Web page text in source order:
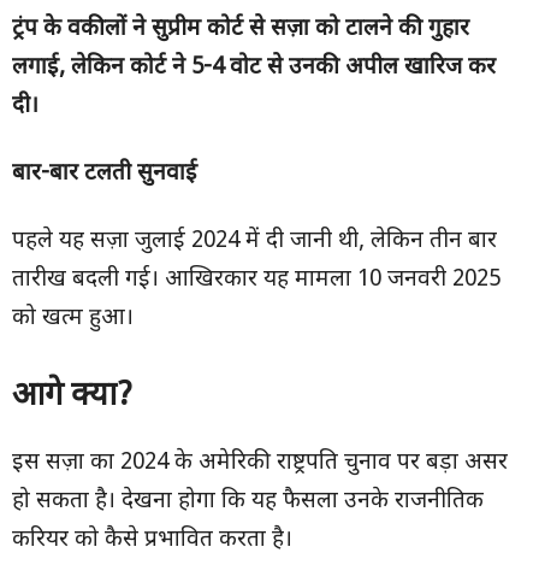
ट्रंप के वकीलों ने सुप्रीम कोर्ट से सज़ा को टालने की गुहार
लगाई, लेकिन कोर्ट ने 5-4वोट से उनकी अपील खारिज कर
दी।
बार-बार टलती सुनवाई
पहले यह सज़ा जुलाई 2024 में दी जानी थी, लेकिन तीन बार
तारीख बदली गई। आखिरकार यह मामला 10 जनवरी 2025
को खत्म हुआ।
आगे क्या?
इस सज़ा का 2024 के अमेरिकी राष्ट्रपति चुनाव पर बड़ा असर
हो सकता है। देखना होगा कि यह फैसला उनके राजनीतिक
करियर को कैसे प्रभावित करता है।